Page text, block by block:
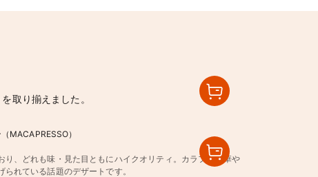
取り揃えました。
MACAPRESSO）
り、どれも味・見た目ともにハイクオリティ。カラフルで華や
れている話題のデザートです。